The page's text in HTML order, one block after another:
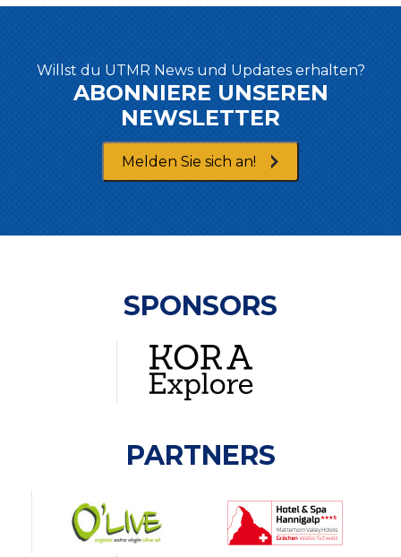
Willst du UTMR News und Updates erhalten?
ABONNIERE UNSEREN
NEWSLETTER
Melden Sie sich an!
SPONSORS
PARTNERS